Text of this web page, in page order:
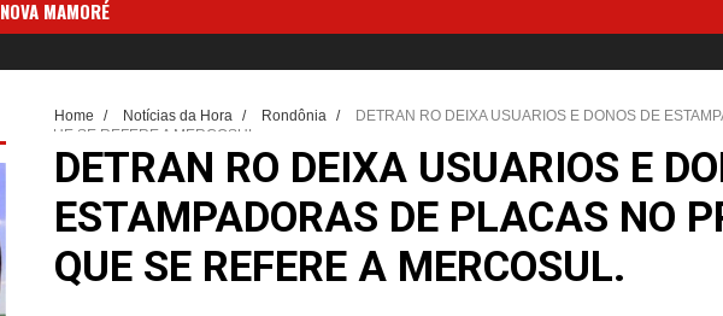
NOVA MAMORÉ
Home / Notícias da Hora / Rondônia /
DETRAN RO DEIXA USUARIOS E DONOS DE
QUE SE REFERE A MERCOSUL.
DETRAN RO DEIXA USUARIOS E
ESTAMPADORAS DE PLACAS NO
QUE SE REFERE A MERCOSUL.